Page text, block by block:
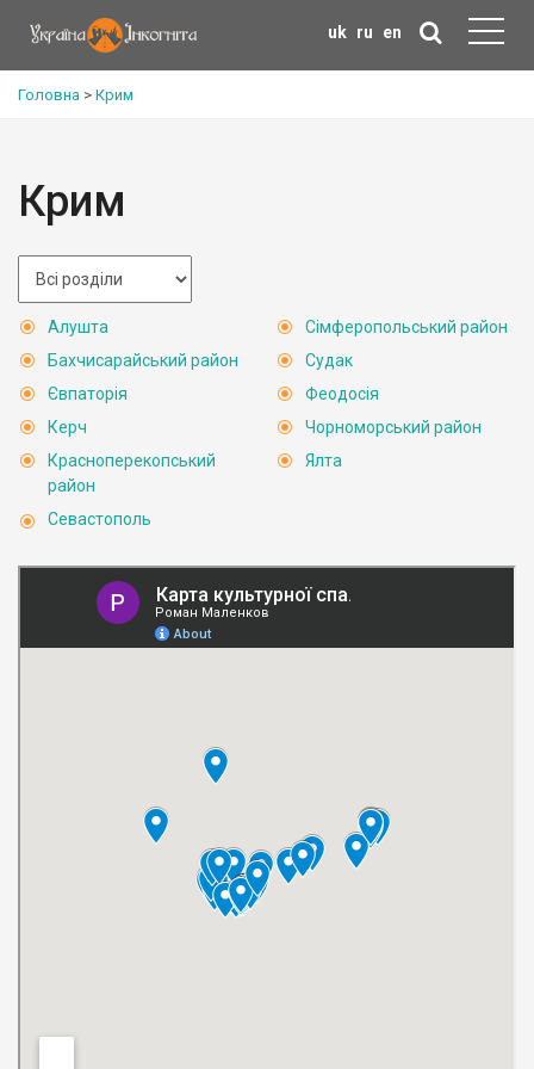
uk ru en
Головна > Крим
Крим
Алушта
Бахчисарайський район
Євпаторія
Керч
Красноперекопський
район
Севастополь
Сімферопольський район
Судак
Феодосія
Чорноморський район
Ялта